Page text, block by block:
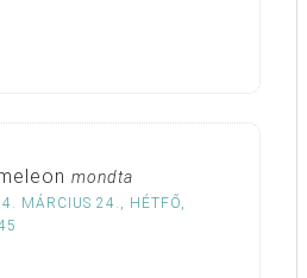
mondta
MÁRCIUS 24., HÉTFŐ,